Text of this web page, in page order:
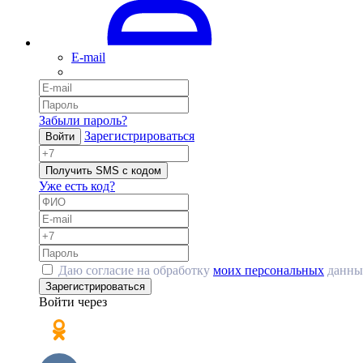
E-mail
Забыли пароль?
Войти Зарегистрироваться
Получить SMS с кодом
Уже есть код?
Даю согласие на обработку моих персональных
Зарегистрироваться
Войти через